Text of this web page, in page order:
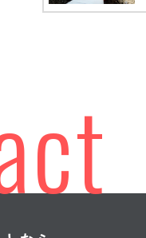
名古屋線富吉・
東名阪自動車道